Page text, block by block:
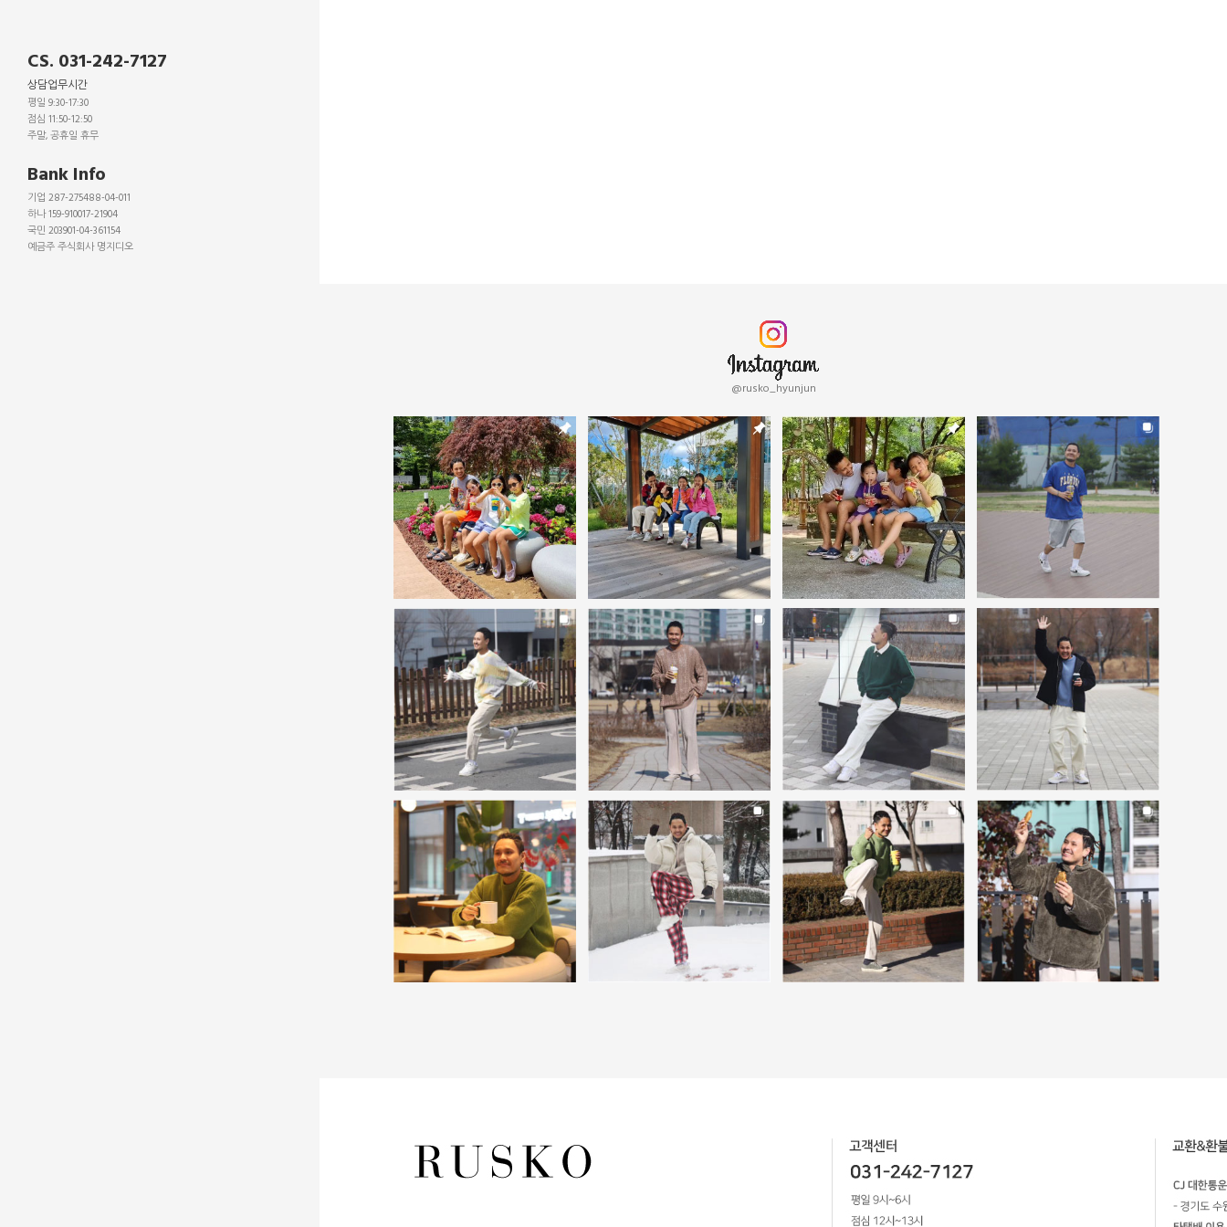
CS. 031-242-7127
상담업무시간
평일 9:30-17:30
점심 11:50-12:50
주말, 공휴일 휴무
Bank Info
기업 287-275488-04-011
하나 159-910017-21904
국민 203901-04-361154
예금주 주식회사 명지디오
@rusko_hyunjun